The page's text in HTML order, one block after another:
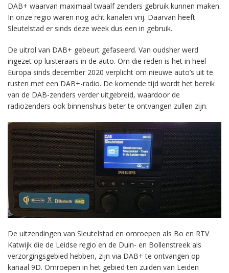
DAB+ waarvan maximaal twaalf zenders gebruik kunnen maken.
In onze regio waren nog acht kanalen vrij. Daarvan heeft
Sleutelstad er sinds deze week dus een in gebruik.
De uitrol van DAB+ gebeurt gefaseerd. Van oudsher werd
ingezet op luisteraars in de auto. Om die reden is het in heel
Europa sinds december 2020 verplicht om nieuwe auto’s uit te
rusten met een DAB+-radio. De komende tijd wordt het bereik
van de DAB-zenders verder uitgebreid, waardoor de
radiozenders ook binnenshuis beter te ontvangen zullen zijn.
De uitzendingen van Sleutelstad en omroepen als Bo en RTV
Katwijk die de Leidse regio en de Duin- en Bollenstreek als
verzorgingsgebied hebben, zijn via DAB+ te ontvangen op
kanaal 9D. Omroepen in het gebied ten zuiden van Leiden